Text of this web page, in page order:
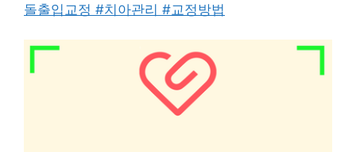
돌출입교정 #치아관리 #교정방법